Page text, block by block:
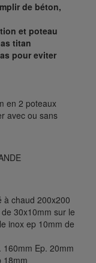
de béton,
et poteau
titan
pour eviter
en 2 poteaux
avec ou sans
à chaud 200x200
30x10mm sur le
inox ep 10mm de
Ep. 20mm
18mm